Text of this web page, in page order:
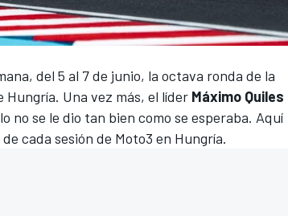
del 5 al 7 de junio, la octava ronda de la
Hungría. Una vez más, el líder Máximo Quiles
no se le dio tan bien como se esperaba. Aquí
cada sesión de Moto3 en Hungría.